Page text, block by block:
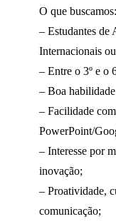
O que buscamos:
– Estudantes de
Internacionais
– Entre o 3º e o
– Boa
– Facilidade
PowerPoint/
– Interesse por
inovação;
– Proatividade,
comunicação;